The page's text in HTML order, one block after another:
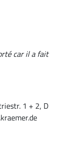
car il a fait
1 + 2, D